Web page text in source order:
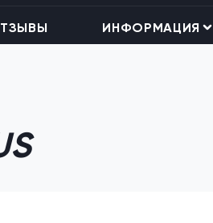
ИНФОРМАЦИЯ